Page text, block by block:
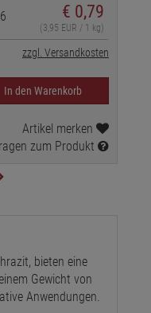
€ 0,79
(3,95 EUR / 1 kg)
zzgl. Versandkosten
In den Warenkorb
Artikel merken
zum Produkt
bieten eine
Gewicht von
Anwendungen.